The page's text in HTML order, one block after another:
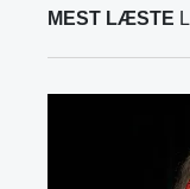
MEST LÆSTE